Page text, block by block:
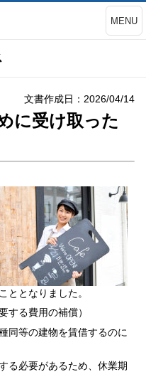
MENU
文書作成日：2026/04/14
に受け取った
ととなりました。
する費用の補償）
同等の建物を賃借するのに
る必要があるため、休業期